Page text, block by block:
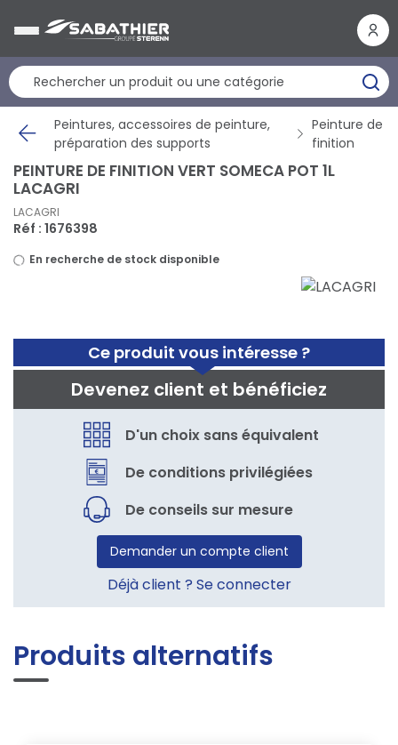
Peintures, accessoires de peinture,
préparation des supports
Peinture de
finition
Ce produit vous intéresse ?
Devenez client et bénéficiez
D'un choix sans équivalent
De conditions privilégiées
De conseils sur mesure
Demander un compte client
Déjà client ? Se connecter
PEINTURE DE FINITION VERT SOMECA POT 1L
LACAGRI
LACAGRI
Réf : 1676398
En recherche de stock disponible
Produits alternatifs